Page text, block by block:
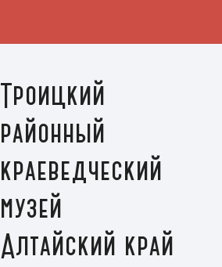
Троицкий
районный
краеведческий
музей
Алтайский край